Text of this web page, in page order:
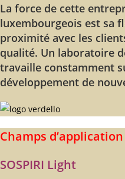
La force de cette
luxembourgeois est sa
proximité avec les
qualité. Un laboratoire
travaille constamment
développement de
Champs
SOSPIRI Light